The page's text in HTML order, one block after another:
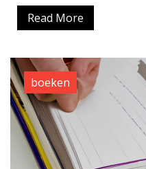
Read More
boeken